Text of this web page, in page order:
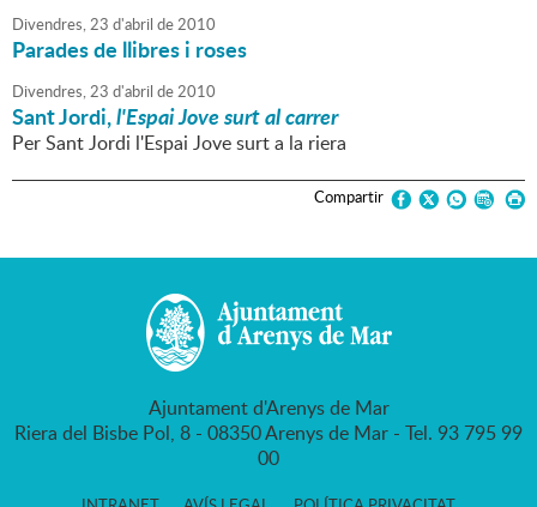
Divendres,23 d'abril de2010
Parades de llibres i roses
Divendres,23 d'abril de2010
Sant Jordi,l'Espai Jove surt al carrer
Per Sant Jordi l'Espai Jove surt a la riera
Compartir
Ajuntament d'Arenys de Mar
Riera del Bisbe Pol, 8 - 08350 Arenys de Mar - Tel. 93 795 99
00